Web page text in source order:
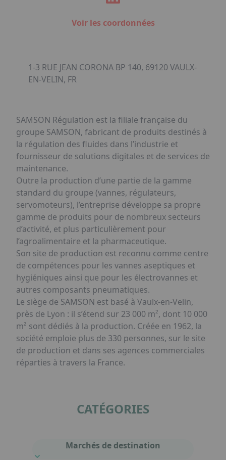
Voir les coordonnées
1-3 RUE JEAN CORONA BP 140, 69120 VAULX-
EN-VELIN, FR
SAMSON Régulation est la filiale française du
groupe SAMSON, fabricant de produits destinés à
la régulation des fluides dans l’industrie et
fournisseur de solutions digitales et de services de
maintenance.
Outre la production d’une partie de la gamme
standard du groupe (vannes, régulateurs,
servomoteurs), l’entreprise développe sa propre
gamme de produits pour de nombreux secteurs
d’activité, et plus particulièrement pour
l’agroalimentaire et la pharmaceutique.
Son site de production est reconnu comme centre
de compétences pour les vannes aseptiques et
hygiéniques ainsi que pour les électrovannes et
autres composants pneumatiques.
Le siège de SAMSON est basé à Vaulx-en-Velin,
près de Lyon : il s’étend sur 23 000 m², dont 10 000
m² sont dédiés à la production. Créée en 1962, la
société emploie plus de 330 personnes, sur le site
de production et dans ses agences commerciales
réparties à travers la France.
CATÉGORIES
Marchés de destination